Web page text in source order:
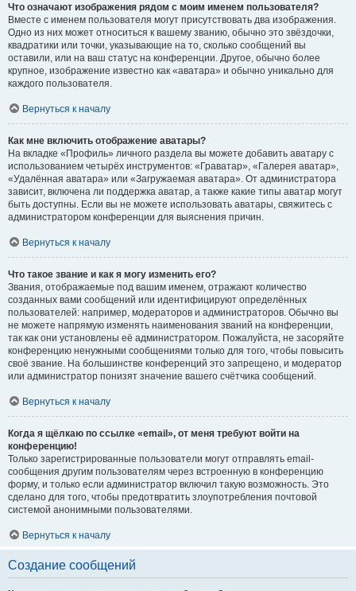
Что означают изображения рядом с моим именем пользователя?
Вместе с именем пользователя могут присутствовать два изображения.
Одно из них может относиться к вашему званию, обычно это звёздочки,
квадратики или точки, указывающие на то, сколько сообщений вы
оставили, или на ваш статус на конференции. Другое, обычно более
крупное, изображение известно как «аватара» и обычно уникально для
каждого пользователя.
Вернуться к началу
Как мне включить отображение аватары?
На вкладке «Профиль» личного раздела вы можете добавить аватару с
использованием четырёх инструментов: «Граватар», «Галерея аватар»,
«Удалённая аватара» или «Загружаемая аватара». От администратора
зависит, включена ли поддержка аватар, а также какие типы аватар могут
быть доступны. Если вы не можете использовать аватары, свяжитесь с
администратором конференции для выяснения причин.
Вернуться к началу
Что такое звание и как я могу изменить его?
Звания, отображаемые под вашим именем, отражают количество
созданных вами сообщений или идентифицируют определённых
пользователей: например, модераторов и администраторов. Обычно вы
не можете напрямую изменять наименования званий на конференции,
так как они установлены её администратором. Пожалуйста, не засоряйте
конференцию ненужными сообщениями только для того, чтобы повысить
своё звание. На большинстве конференций это запрещено, и модератор
или администратор понизят значение вашего счётчика сообщений.
Вернуться к началу
Когда я щёлкаю по ссылке «email», от меня требуют войти на
конференцию!
Только зарегистрированные пользователи могут отправлять email-
сообщения другим пользователям через встроенную в конференцию
форму, и только если администратор включил такую возможность. Это
сделано для того, чтобы предотвратить злоупотребления почтовой
системой анонимными пользователями.
Вернуться к началу
Создание сообщений